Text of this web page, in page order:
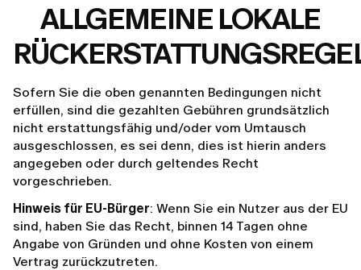
ALLGEMEINE LOKALE
Sofern Sie die oben genannten Bedingungen nicht
erfüllen, sind die gezahlten Gebühren grundsätzlich
nicht erstattungsfähig und/oder vom Umtausch
ausgeschlossen, es sei denn, dies ist hierin anders
angegeben oder durch geltendes Recht
vorgeschrieben.
Hinweis für EU-Bürger: Wenn Sie ein Nutzer aus der EU
sind, haben Sie das Recht, binnen 14 Tagen ohne
Angabe von Gründen und ohne Kosten von einem
Vertrag zurückzutreten.